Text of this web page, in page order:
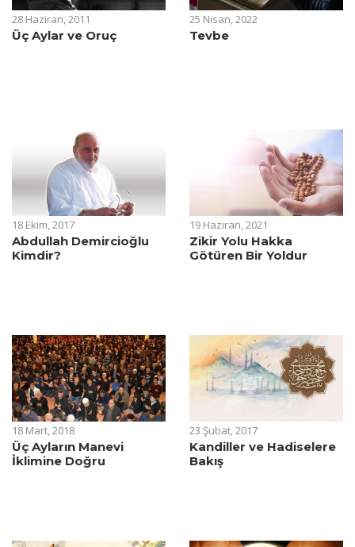
28 Haziran, 2011
Üç Aylar ve Oruç
25 Nisan, 2022
Tevbe
18 Ekim, 2017
Abdullah Demircioğlu
Kimdir?
19 Haziran, 2021
Zikir Yolu Hakka
Götüren Bir Yoldur
18 Mart, 2018
Üç Ayların Manevi
İklimine Doğru
23 Şubat, 2017
Kandiller ve Hadiselere
Bakış